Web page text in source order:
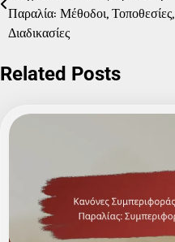
navigation
Παραλία: Μέθοδοι, Τοποθεσίες,
Διαδικασίες
Related Posts